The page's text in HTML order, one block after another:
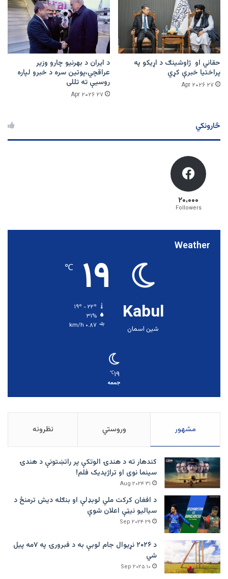
حقاني او ژاوشینګ د اړیکو په
پراختیا خبرې کړي
۲۷ Apr ۲۰۲۶
د ایران د بهرنیو چارو وزیر
عراقچي،پوتین سره د خبرو لپاره
روسیې ته تللی
۲۷ Apr ۲۰۲۶
څارونکي
۲۰،۰۰۰
Followers
Weather
Kabul
شین اسمان
۱۹ ℃
۳۱%
۰.۸۷ km/h
۱۹℃
جمعه
مشهور وروستي نظرونه
کندهار ته د هندۍ الوتکې پر راتښتونې د هندۍ
سینما نوی او تراژيديک فلم!
۳۱ Aug ۲۰۲۴
د افغان کرکت ملي لوبډلې او بنګله دیش ترمنځ د
سیالیو نیټې اعلان شوې
۲۹ Sep ۲۰۲۴
د ۲۰۲۶ نړیوال جام لوبې به د فبرورۍ په ۷مه پیل
شي
۱۰ Sep ۲۰۲۵